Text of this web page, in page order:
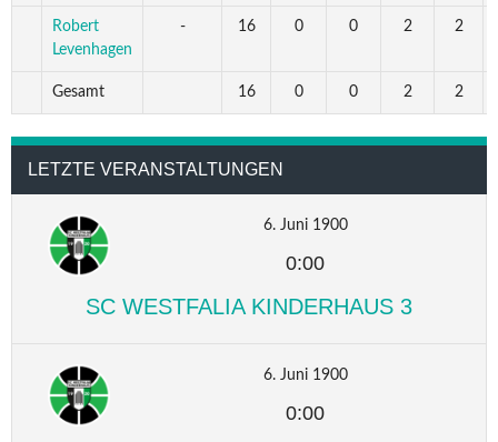
Robert
Levenhagen
- 16 0 0 2 2
Gesamt 16 0 0 2 2
LETZTE VERANSTALTUNGEN
6. Juni 1900
0:00
SC WESTFALIA KINDERHAUS 3
6. Juni 1900
0:00